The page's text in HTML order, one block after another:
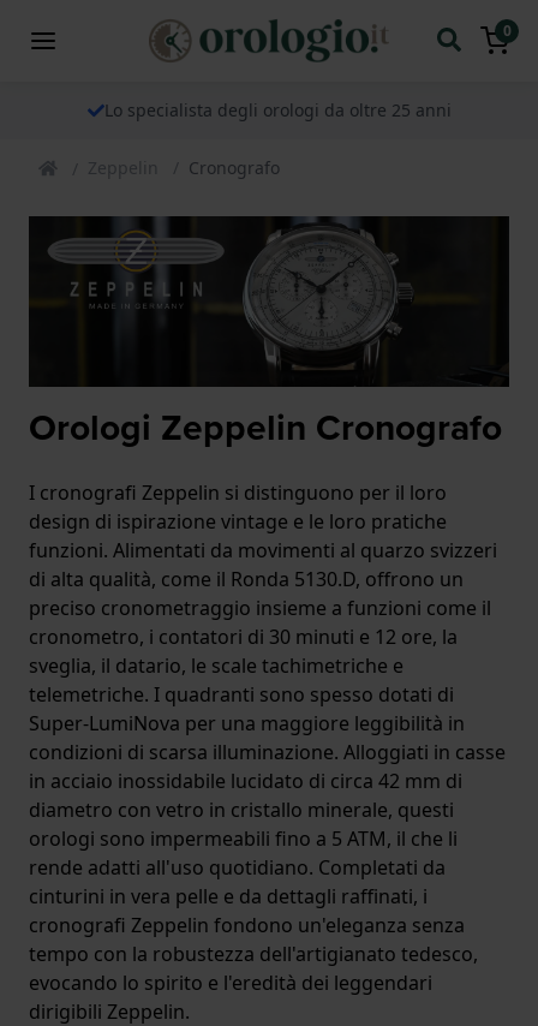
0
Lo specialista degli orologi da oltre 25 anni
Zeppelin Cronografo
Orologi Zeppelin Cronografo
I cronografi Zeppelin si distinguono per il loro
design di ispirazione vintage e le loro pratiche
funzioni. Alimentati da movimenti al quarzo svizzeri
di alta qualità, come il Ronda 5130.D, offrono un
preciso cronometraggio insieme a funzioni come il
cronometro, i contatori di 30 minuti e 12 ore, la
sveglia, il datario, le scale tachimetriche e
telemetriche. I quadranti sono spesso dotati di
Super-LumiNova per una maggiore leggibilità in
condizioni di scarsa illuminazione. Alloggiati in casse
in acciaio inossidabile lucidato di circa 42 mm di
diametro con vetro in cristallo minerale, questi
orologi sono impermeabili fino a 5 ATM, il che li
rende adatti all'uso quotidiano. Completati da
cinturini in vera pelle e da dettagli raffinati, i
cronografi Zeppelin fondono un'eleganza senza
tempo con la robustezza dell'artigianato tedesco,
evocando lo spirito e l'eredità dei leggendari
dirigibili Zeppelin.